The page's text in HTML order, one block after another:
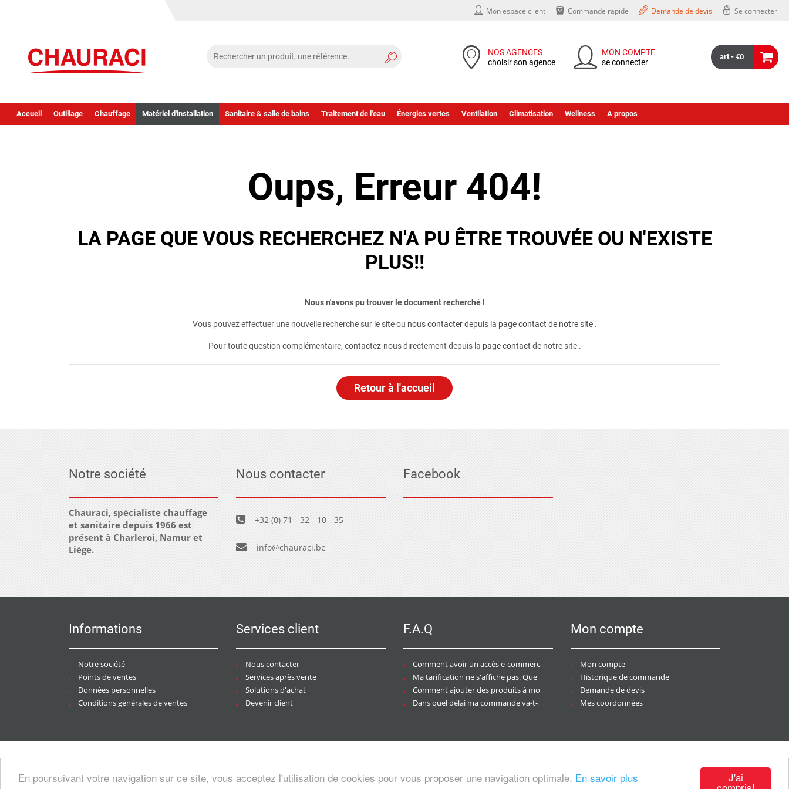
J'ai
En poursuivant votre navigation sur ce site, vous acceptez l'utilisation de cookies pour vous proposer une navigation optimale. En savoir plus
Mon espace client Commande rapide Demande de devis Se connecter
NOS AGENCES
choisir son agence
MON COMPTE
se connecter
art - €0
Accueil Outillage Chauffage Matériel d'installation Sanitaire & salle de bains Traitement de l'eau Énergies vertes Ventilation Climatisation Wellness A propos
Oups, Erreur 404!
LA PAGE QUE VOUS RECHERCHEZ N'A PU ÊTRE TROUVÉE OU N'EXISTE
PLUS!!
Nous n'avons pu trouver le document recherché !
Vous pouvez effectuer une nouvelle recherche sur le site ou nous contacter depuis la page contact de notre site.
Pour toute question complémentaire, contactez-nous directement depuis la page contact de notre site .
Retour à l'accueil
Notre société
Chauraci, spécialiste chauffage
et sanitaire depuis 1966 est
présent à Charleroi, Namur et
Liège.
Nous contacter
+32 (0) 71 - 32 - 10 - 35
info@chauraci.be
Facebook
Informations
Notre société
Points de ventes
Données personnelles
Conditions générales de ventes
Services client
Nous contacter
Services après vente
Solutions d'achat
Devenir client
F.A.Q
Comment avoir un accès e-commerce ?
Ma tarification ne s'affiche pas. Que dois-je faire ?
Comment ajouter des produits à mon panier ?
Dans quel délai ma commande va-t-elle être traitée ?
Mon compte
Mon compte
Historique de commande
Demande de devis
Mes coordonnées
artesansdubatiment.com